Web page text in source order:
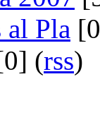
al Pla
(rss)